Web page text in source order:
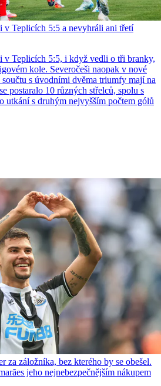
v Teplicích 5:5 a nevyhráli ani třetí
v Teplicích 5:5, i když vedli o tři branky,
kole. Severočeši naopak v nové
součtu s úvodními dvěma triumfy mají na
postaralo 10 různých střelců, spolu s
utkání s druhým nejvyšším počtem gólů
za záložníka, bez kterého by se obešel.
jeho nejnebezpečnějším nákupem